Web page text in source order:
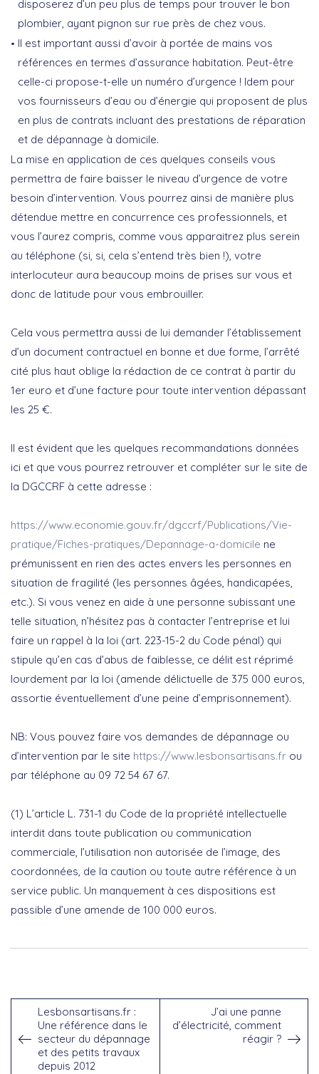
disposerez d’un peu plus de temps pour trouver le bon
plombier, ayant pignon sur rue près de chez vous.
Il est important aussi d’avoir à portée de mains vos
références en termes d’assurance habitation. Peut-être
celle-ci propose-t-elle un numéro d’urgence ! Idem pour
vos fournisseurs d’eau ou d’énergie qui proposent de plus
en plus de contrats incluant des prestations de réparation
et de dépannage à domicile.
La mise en application de ces quelques conseils vous
permettra de faire baisser le niveau d’urgence de votre
besoin d’intervention. Vous pourrez ainsi de manière plus
détendue mettre en concurrence ces professionnels, et
vous l’aurez compris, comme vous apparaitrez plus serein
au téléphone (si, si, cela s’entend très bien !), votre
interlocuteur aura beaucoup moins de prises sur vous et
donc de latitude pour vous embrouiller.
Cela vous permettra aussi de lui demander l’établissement
d’un document contractuel en bonne et due forme, l’arrêté
cité plus haut oblige la rédaction de ce contrat à partir du
1er euro et d’une facture pour toute intervention dépassant
les 25 €.
Il est évident que les quelques recommandations données
ici et que vous pourrez retrouver et compléter sur le site de
la DGCCRF à cette adresse :
https://www.economie.gouv.fr/dgccrf/Publications/Vie-
pratique/Fiches-pratiques/Depannage-a-domicile ne
prémunissent en rien des actes envers les personnes en
situation de fragilité (les personnes âgées, handicapées,
etc.). Si vous venez en aide à une personne subissant une
telle situation, n’hésitez pas à contacter l’entreprise et lui
faire un rappel à la loi (art. 223-15-2 du Code pénal) qui
stipule qu’en cas d’abus de faiblesse, ce délit est réprimé
lourdement par la loi (amende délictuelle de 375 000 euros,
assortie éventuellement d’une peine d’emprisonnement).
NB: Vous pouvez faire vos demandes de dépannage ou
d’intervention par le site https://www.lesbonsartisans.fr ou
par téléphone au 09 72 54 67 67.
(1) L’article L. 731-1 du Code de la propriété intellectuelle
interdit dans toute publication ou communication
commerciale, l’utilisation non autorisée de l’image, des
coordonnées, de la caution ou toute autre référence à un
service public. Un manquement à ces dispositions est
passible d’une amende de 100 000 euros.
Lesbonsartisans.fr :
Une référence dans le
secteur du dépannage
et des petits travaux
depuis 2012
J’ai une panne
d’électricité, comment
réagir ?